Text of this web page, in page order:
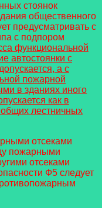
стоянок
общественного
предусматривать с
с подпором
функциональной
автостоянки с
а с
пожарной
в зданиях иного
как в
лестничных
отсеками
пожарными
отсеками
Ф5 следует